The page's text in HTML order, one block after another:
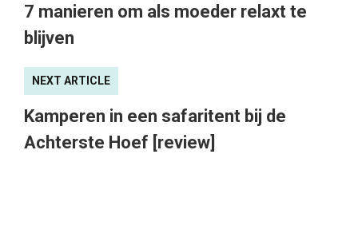
7 manieren om als moeder relaxt te
blijven
NEXT ARTICLE
Kamperen in een safaritent bij de
Achterste Hoef [review]